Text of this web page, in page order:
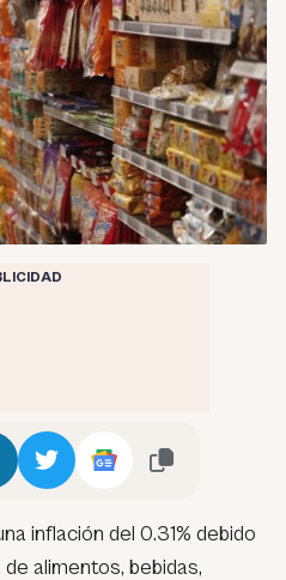
inflación del 0.31% debido
alimentos, bebidas,